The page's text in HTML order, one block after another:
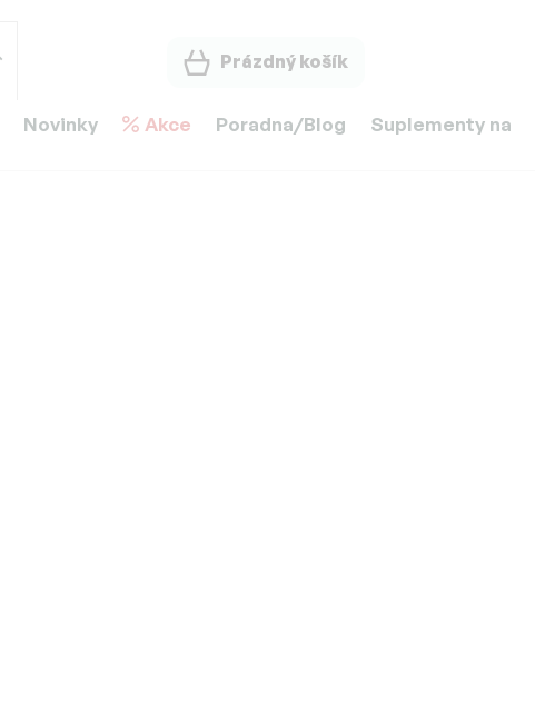
Prázdný košík
Novinky Akce Poradna/Blog Suplementy na